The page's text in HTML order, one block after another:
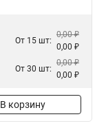
От 15 шт:
0,00 ₽
0,00 ₽
От 30 шт:
0,00 ₽
0,00 ₽
В корзину